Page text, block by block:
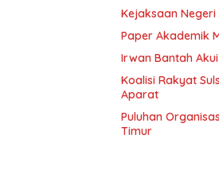
Paper Akademik
Irwan Bantah
Koalisi Rakyat
Aparat
Puluhan
Timur